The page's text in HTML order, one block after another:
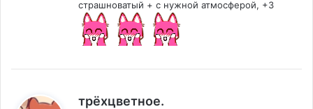
страшноватый + с нужной атмосферой, +3
трёхцветное.